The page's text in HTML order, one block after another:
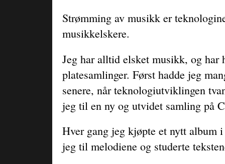
Strømming av musikk er
musikkelskere.
Jeg har alltid elsket musikk, og har
platesamlinger. Først hadde jeg
senere, når teknologiutviklingen
jeg til en ny og utvidet samling på
Hver gang jeg kjøpte et nytt album
jeg til melodiene og studerte